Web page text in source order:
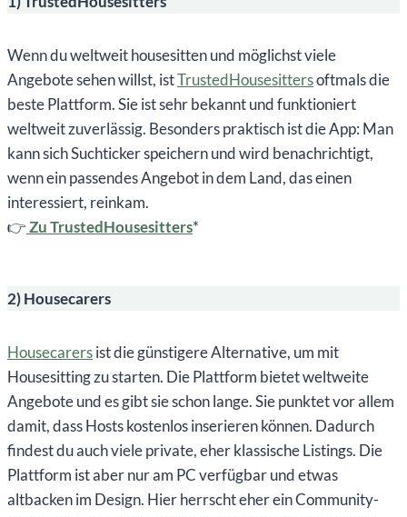
Wenn du weltweit housesitten und möglichst viele
Angebote sehen willst, istTrustedHousesittersoftmals die
beste Plattform. Sie ist sehr bekannt und funktioniert
weltweit zuverlässig. Besonders praktisch ist die App: Man
kann sich Suchticker speichern und wird benachrichtigt,
wenn ein passendes Angebot in dem Land, das einen
interessiert, reinkam.
👉Zu TrustedHousesitters*
2) Housecarers
Housecarersist die günstigere Alternative, um mit
Housesitting zu starten. Die Plattform bietet weltweite
Angebote und es gibt sie schon lange. Sie punktet vor allem
damit, dass Hosts kostenlos inserieren können. Dadurch
findest du auch viele private, eher klassische Listings. Die
Plattform ist aber nur am PC verfügbar und etwas
altbacken im Design. Hier herrscht eher ein Community-